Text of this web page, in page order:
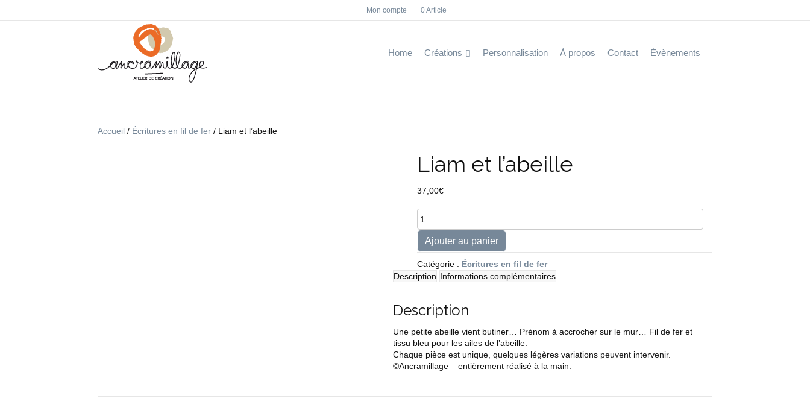
a
n
Mon compte 0 Article
Home Créations Personnalisation À propos Contact Évènements
Accueil / Écritures en fil de fer / Liam et l’abeille
Liam et l’abeille
37,00€
quantité
de
Liam
et
l'abeille
Ajouter au panier
Catégorie : Écritures en fil de fer
Description Informations complémentaires
Description
Une petite abeille vient butiner… Prénom à accrocher sur le mur… Fil de fer et
tissu bleu pour les ailes de l’abeille.
Chaque pièce est unique, quelques légères variations peuvent intervenir.
©Ancramillage – entièrement réalisé à la main.